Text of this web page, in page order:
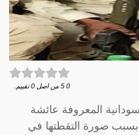
0
5 من اصل 0 تقييم.
المعروفة عائشة
صورة التقطتها في